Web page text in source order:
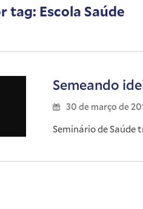
tag: Escola Saúde
Semeando
30 de março de
Seminário de